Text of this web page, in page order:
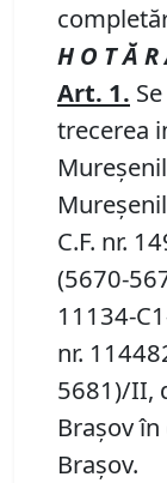
H O T Ă R
Art. 1.
trecerea
C.F. nr.
(5670-
11134-
nr.
5681)/II,
Brașov
Braşov.